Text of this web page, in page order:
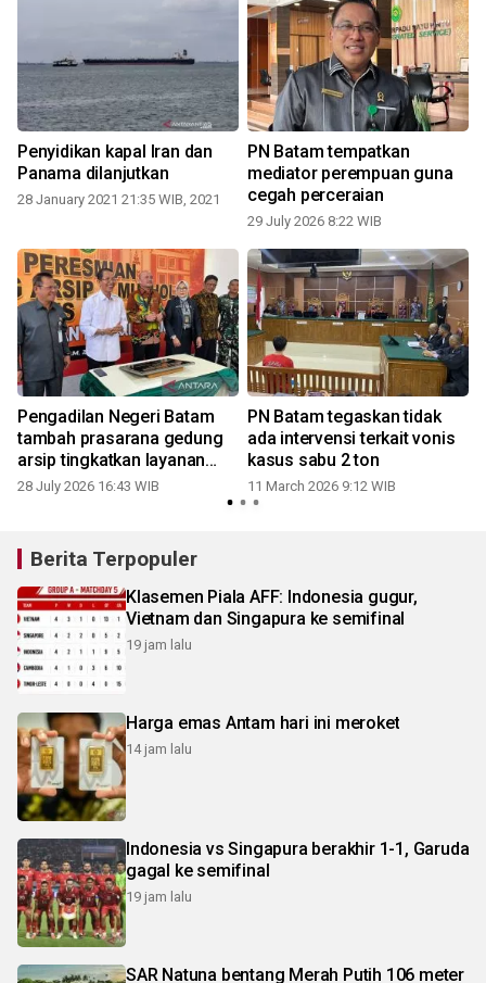
Penyidikan kapal Iran dan
Panama dilanjutkan
28 January 2021 21:35 WIB, 2021
PN Batam tempatkan
mediator perempuan guna
cegah perceraian
29 July 2026 8:22 WIB
Pengadilan Negeri Batam
tambah prasarana gedung
arsip tingkatkan layanan
publik
28 July 2026 16:43 WIB
PN Batam tegaskan tidak
ada intervensi terkait vonis
kasus sabu 2 ton
11 March 2026 9:12 WIB
Berita Terpopuler
Klasemen Piala AFF: Indonesia gugur,
Vietnam dan Singapura ke semifinal
19 jam lalu
Harga emas Antam hari ini meroket
14 jam lalu
Indonesia vs Singapura berakhir 1-1, Garuda
gagal ke semifinal
19 jam lalu
SAR Natuna bentang Merah Putih 106 meter